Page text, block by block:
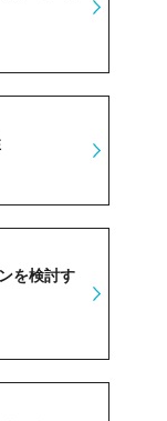
を検討す